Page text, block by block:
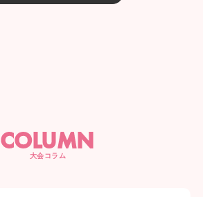
COLUMN
大会コラム